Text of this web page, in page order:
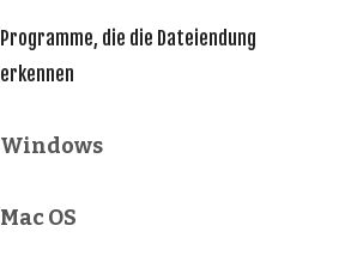
Programme, die die Dateiendung
erkennen
Windows
Mac OS